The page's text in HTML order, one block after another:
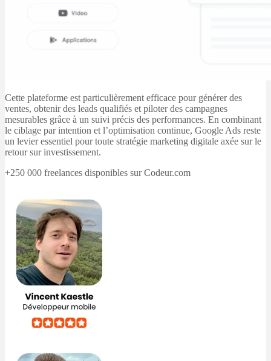
Cette plateforme est particulièrement efficace pour générer des
ventes, obtenir des leads qualifiés et piloter des campagnes
mesurables grâce à un suivi précis des performances. En combinant
le ciblage par intention et l’optimisation continue, Google Ads reste
un levier essentiel pour toute stratégie marketing digitale axée sur le
retour sur investissement.
+250 000 freelances disponibles sur Codeur.com